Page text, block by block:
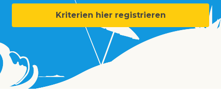
Kriterien hier registrieren